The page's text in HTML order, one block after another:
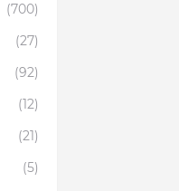
(700)
(27)
(92)
(12)
(21)
(5)